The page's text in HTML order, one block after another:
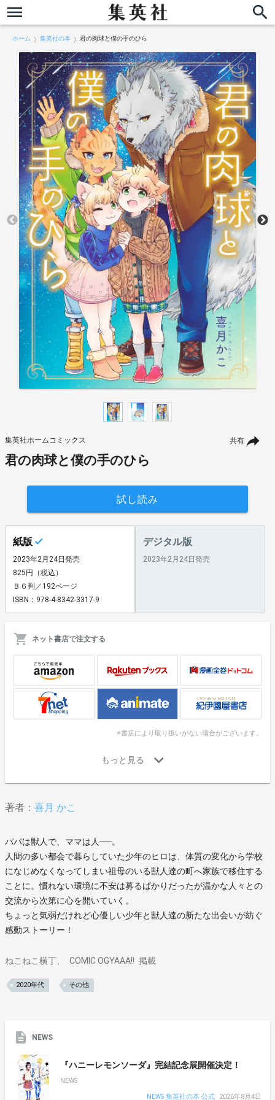
ホーム 集英社の本 君の肉球と僕の手のひら
共有
集英社ホームコミックス
君の肉球と僕の手のひら
試し読み
紙版
2023年2月24日発売
825円（税込）
Ｂ６判／192ページ
ISBN：978-4-8342-3317-9
デジタル版
2023年2月24日発売
ネット書店で注文する
※書店により取り扱いがない場合がございます。
著者： 喜月 かこ
パパは獣人で、ママは人──。
人間の多い都会で暮らしていた少年のヒロは、体質の変化から学校
になじめなくなってしまい祖母のいる獣人達の町へ家族で移住する
ことに。慣れない環境に不安は募るばかりだったが温かな人々との
交流から次第に心を開いていく。
ちょっと気弱だけれど心優しい少年と獣人達の新たな出会いが紡ぐ
感動ストーリー！
ねこねこ横丁 COMIC OGYAAA!! 掲載
2020年代 その他
NEWS
『ハニーレモンソーダ』完結記念展開催決定！
NEWS
NEWS 集英社の本 公式
2026年8月4日